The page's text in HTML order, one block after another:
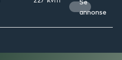
Se
annonse